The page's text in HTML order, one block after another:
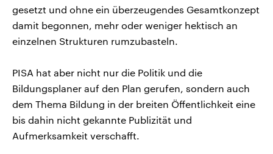
gesetzt und ohne ein überzeugendes Gesamtkonzept
damit begonnen, mehr oder weniger hektisch an
einzelnen Strukturen rumzubasteln.
PISA hat aber nicht nur die Politik und die
Bildungsplaner auf den Plan gerufen, sondern auch
dem Thema Bildung in der breiten Öffentlichkeit eine
bis dahin nicht gekannte Publizität und
Aufmerksamkeit verschafft.